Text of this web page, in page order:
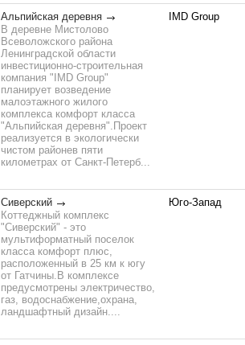
Альпийская деревня
В деревне Мистолово
Всеволожского района
Ленинградской области
инвестиционно-строительная
компания "IMD Group"
планирует возведение
малоэтажного жилого
комплекса комфорт класса
"Альпийская деревня".Проект
реализуется в экологически
чистом районев пяти
километрах от Санкт-Петерб...
IMD Group
Сиверский
Коттеджный комплекс
"Сиверский" - это
мультиформатный поселок
класса комфорт плюс,
расположенный в 25 км к югу
от Гатчины.В комплексе
предусмотрены электричество,
газ, водоснабжение,охрана,
ландшафтный дизайн....
Юго-Запад